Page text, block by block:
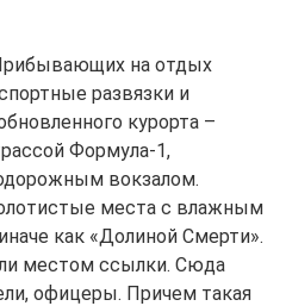
на отдых
развязки и
курорта –
Формула-1,
вокзалом.
места с влажным
как «Долиной Смерти».
местом ссылки. Сюда
офицеры. Причем такая